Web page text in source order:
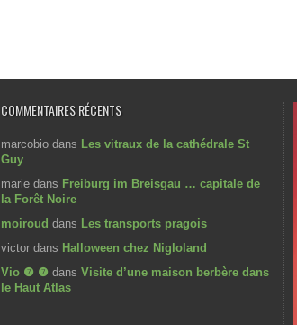
COMMENTAIRES RÉCENTS
marcobio dans Les vitraux de la cathédrale St
Guy
marie dans Freiburg im Breisgau … capitale de
la Forêt Noire
moiroud dans Les transports pragois
victor dans Halloween chez Nigloland
Vio ❼ ❼ dans Visite d’une maison berbère dans
le Haut Atlas